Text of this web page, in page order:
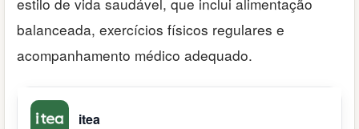
balanceada, exercícios físicos regulares e
acompanhamento médico adequado.
itea